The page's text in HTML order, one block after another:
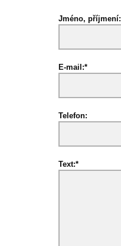
Jméno, příjmení:
E-mail:*
Telefon:
Text:*